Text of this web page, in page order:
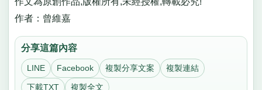
作者：曾維嘉
分享這篇內容
LINE Facebook 複製分享文案 複製連結
下載TXT 複製全文